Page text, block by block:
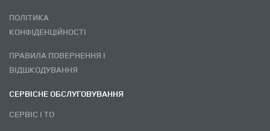
ПОЛІТИКА
КОНФІДЕНЦІЙНОСТІ
ПРАВИЛА ПОВЕРНЕННЯ І
ВІДШКОДУВАННЯ
СЕРВІСНЕ ОБСЛУГОВУВАННЯ
СЕРВІС І ТО